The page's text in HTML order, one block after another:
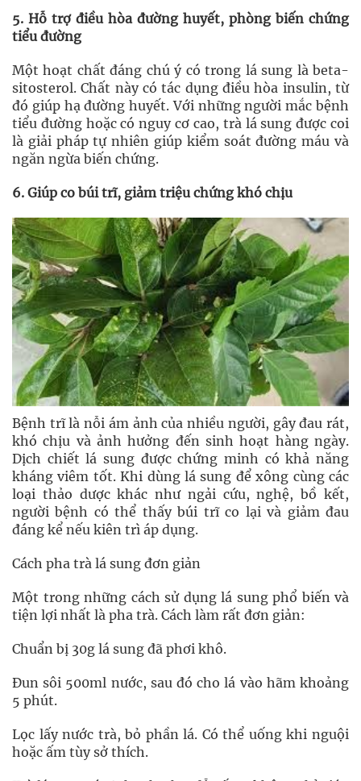
5. Hỗ trợ điều hòa đường huyết, phòng biến chứng
tiểu đường
Một hoạt chất đáng chú ý có trong lá sung là beta-
sitosterol. Chất này có tác dụng điều hòa insulin, từ
đó giúp hạ đường huyết. Với những người mắc bệnh
tiểu đường hoặc có nguy cơ cao, trà lá sung được coi
là giải pháp tự nhiên giúp kiểm soát đường máu và
ngăn ngừa biến chứng.
6. Giúp co búi trĩ, giảm triệu chứng khó chịu
Bệnh trĩ là nỗi ám ảnh của nhiều người, gây đau rát,
khó chịu và ảnh hưởng đến sinh hoạt hàng ngày.
Dịch chiết lá sung được chứng minh có khả năng
kháng viêm tốt. Khi dùng lá sung để xông cùng các
loại thảo dược khác như ngải cứu, nghệ, bồ kết,
người bệnh có thể thấy búi trĩ co lại và giảm đau
đáng kể nếu kiên trì áp dụng.
Cách pha trà lá sung đơn giản
Một trong những cách sử dụng lá sung phổ biến và
tiện lợi nhất là pha trà. Cách làm rất đơn giản:
Chuẩn bị 30g lá sung đã phơi khô.
Đun sôi 500ml nước, sau đó cho lá vào hãm khoảng
5 phút.
Lọc lấy nước trà, bỏ phần lá. Có thể uống khi nguội
hoặc ấm tùy sở thích.